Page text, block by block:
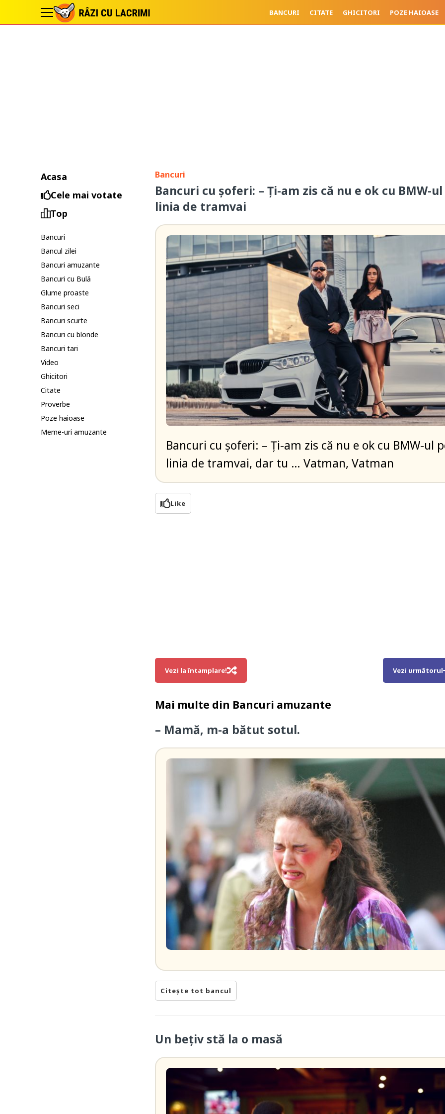
BANCURI CITATE GHICITORI POZE HAIOASE
Acasa
Cele mai votate
Top
Bancuri
Bancul zilei
Bancuri amuzante
Bancuri cu Bulă
Glume proaste
Bancuri seci
Bancuri scurte
Bancuri cu blonde
Bancuri tari
Video
Ghicitori
Citate
Proverbe
Poze haioase
Meme-uri amuzante
Bancuri
Bancuri cu şoferi: – Ți-am zis că nu e ok cu BMW-
linia de tramvai
Bancuri cu şoferi: – Ți-am zis că nu e ok cu BMW-ul
linia de tramvai, dar tu … Vatman, Vatman
Like
Vezi la întamplare! Vezi următorul
Mai multe din Bancuri amuzante
– Mamă, m-a bătut sotul.
Citește tot bancul
Un bețiv stă la o masă